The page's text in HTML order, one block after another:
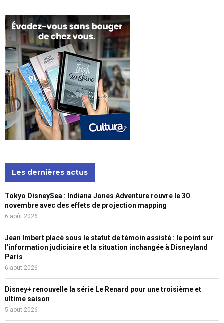
Les dernières actus
Tokyo DisneySea : Indiana Jones Adventure rouvre le 30
novembre avec des effets de projection mapping
6 août 2026
Jean Imbert placé sous le statut de témoin assisté : le point sur
l’information judiciaire et la situation inchangée à Disneyland
Paris
6 août 2026
Disney+ renouvelle la série Le Renard pour une troisième et
ultime saison
5 août 2026